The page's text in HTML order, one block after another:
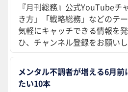
『月刊総務』公式YouTube
き方」「戦略総務」などのテ
気軽にキャッチできる情報を
ひ、チャンネル登録をお願い
メンタル不調者が増える6月前
たい10本